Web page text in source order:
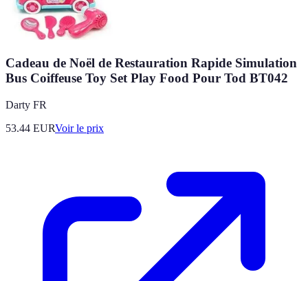
Cadeau de Noël de Restauration Rapide Simulation
Bus Coiffeuse Toy Set Play Food Pour Tod BT042
Darty FR
53.44 EURVoir le prix